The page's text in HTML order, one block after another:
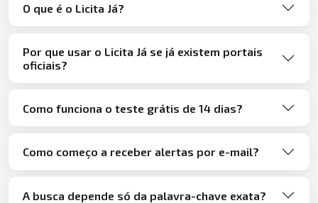
O que é o Licita Já?
Por que usar o Licita Já se já existem portais
oficiais?
Como funciona o teste grátis de 14 dias?
Como começo a receber alertas por e-mail?
A busca depende só da palavra-chave exata?